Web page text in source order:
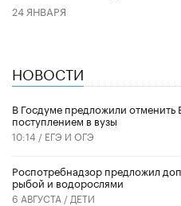
24 ЯНВАРЯ
НОВОСТИ
В Госдуме предложили отменить
поступлением в вузы
10:14 / ЕГЭ И ОГЭ
Роспотребнадзор предложил
рыбой и водорослями
6 АВГУСТА / ДЕТИ